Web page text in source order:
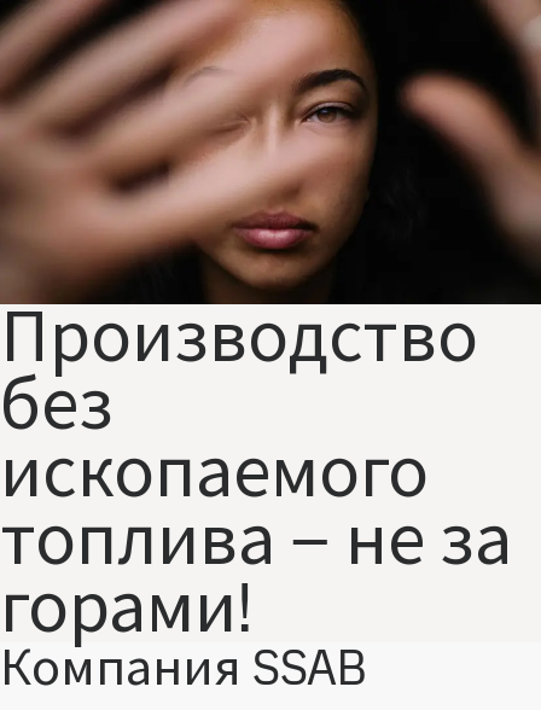
Производство
без
ископаемого
топлива – не за
горами!
Компания SSAB